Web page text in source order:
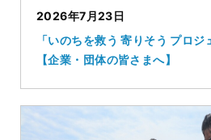
2026年7月23日
「いのちを救う 寄りそう プロ
【企業・団体の皆さまへ】